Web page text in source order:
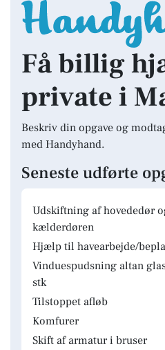
Få billig
private i
Beskriv din opgave og
med Handyhand.
Seneste udførte
Udskiftning af hovededør
kælderdøren
Hjælp til havearbejde/
Vinduespudsning altan
stk
Tilstoppet afløb
Komfurer
Skift af armatur i bruser